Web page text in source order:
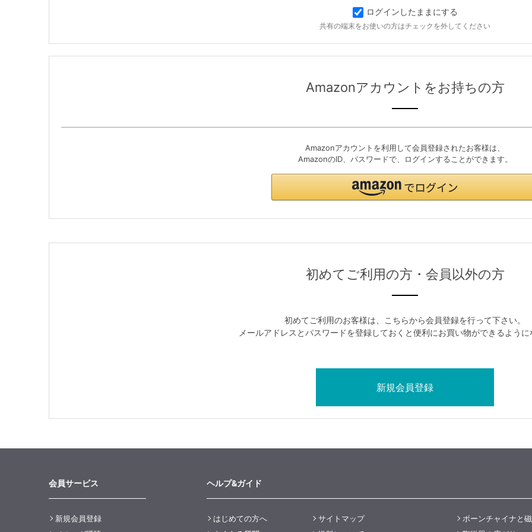
ログインしたままにする
共有の端末をお使いの方はチェックを外してください
Amazonアカウントをお持ちの方
Amazonアカウントを利用して会員登録されたお客様は、
AmazonのID、パスワードで、ログインすることができます。
初めてご利用の方・会員以外の方
初めてご利用のお客様は、こちらから会員登録を行って下さい。
メールアドレスとパスワードを登録しておくと便利にお買い物ができるよう
会員サービス
新規会員登録
ヘルプ&ガイド
はじめての方へ
サイトマップ
ボーンチャイナと